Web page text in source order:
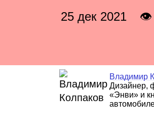
25 дек 2021 👁
Владимир
Дизайнер,
«Энви» и